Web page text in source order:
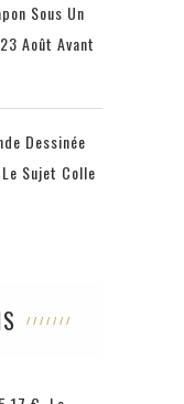
Sous Un
Août Avant
Dessinée
Sujet Colle